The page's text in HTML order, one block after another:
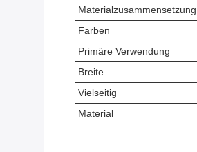
Materialzusammensetzung
Farben
Primäre Verwendung
Breite
Vielseitig
Material